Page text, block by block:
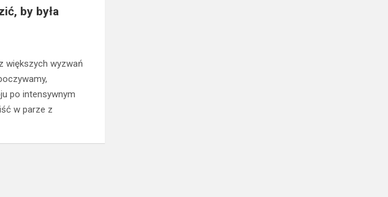
by była
większych wyzwań
po intensywnym
w parze z